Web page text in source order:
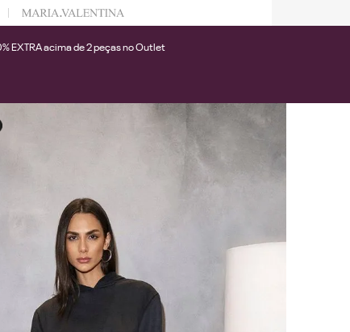
nossa Personal Shopper.
EXTRA acima de 2 peças no Outlet